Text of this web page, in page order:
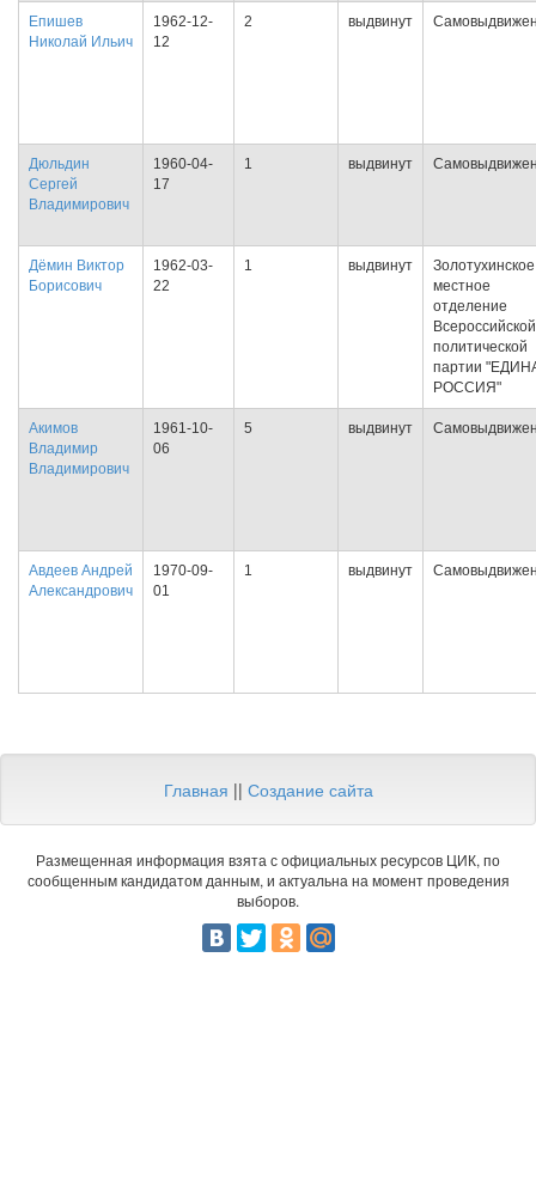
Епишев
Николай Ильич
1962-12-
12
2 выдвинут
Дюльдин
Сергей
Владимирович
1960-04-
17
1 выдвинут
Дёмин Виктор
Борисович
1962-03-
22
1 выдвинут
Золотухинское
местное
отделение
Всероссийской
политической
партии
РОССИЯ"
Акимов
Владимир
Владимирович
1961-10-
06
5 выдвинут
Авдеев Андрей
Александрович
1970-09-
01
1 выдвинут
Главная || Создание сайта
Размещенная информация взята с официальных ресурсов ЦИК, по
сообщенным кандидатом данным, и актуальна на момент проведения
выборов.